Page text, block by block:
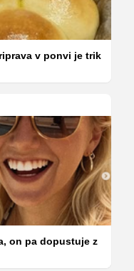
v ponvi je trik
on pa dopustuje z